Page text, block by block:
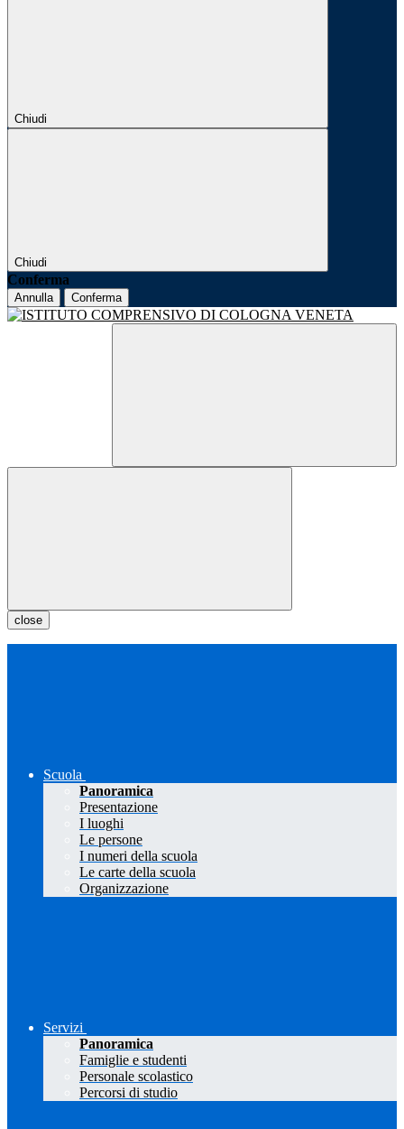
Chiudi
Chiudi
Conferma
Annulla Conferma
close
Scuola
Panoramica
Presentazione
I luoghi
Le persone
I numeri della scuola
Le carte della scuola
Organizzazione
Servizi
Panoramica
Famiglie e studenti
Personale scolastico
Percorsi di studio